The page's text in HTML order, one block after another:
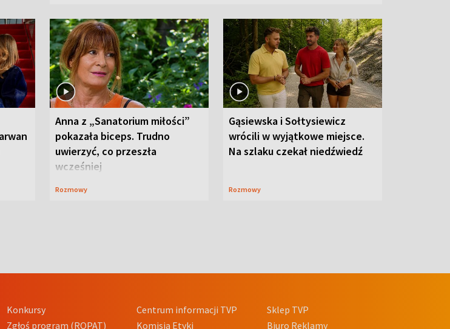
Anna z „Sanatorium miłości”
pokazała biceps. Trudno
uwierzyć, co przeszła
wcześniej
Rozmowy
Gąsiewska i Sołtysiewicz
wrócili w wyjątkowe miejsce.
Na szlaku czekał niedźwiedź
Rozmowy
Konkursy
Zgłoś program (ROPAT)
Centrum informacji TVP
Komisja Etyki
Sklep TVP
Biuro Reklamy